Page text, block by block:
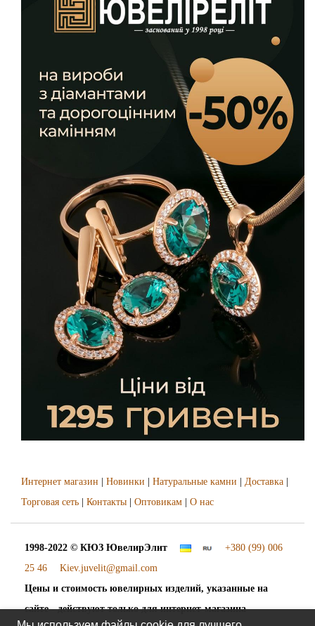
Интернет магазин Новинки Натуральные камни Доставка
Торговая сеть
Контакты Оптовикам О нас
1998-2022 © КЮЗ ЮвелирЭлит
+380 (99) 006
25 46
Kiev.juvelit@gmail.com
Цены и стоимость ювелирных изделий, указанные на
сайте - действуют только для интернет-магазина